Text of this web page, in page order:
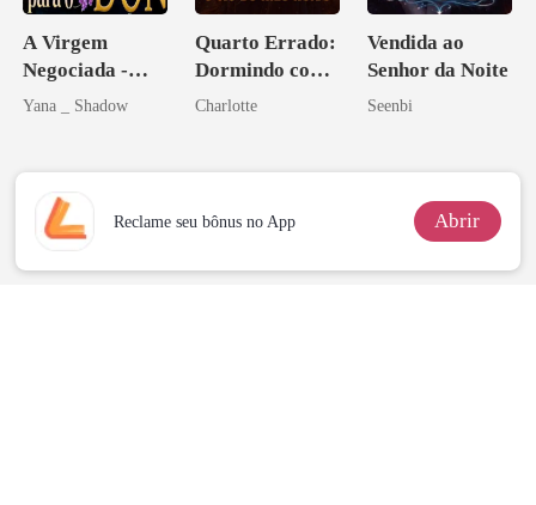
A Virgem
Negociada -
Uma flor para o
Yana _ Shadow
Quarto Errado:
Dormindo com
o Tio do Meu
Charlotte
Vendida ao
Senhor da Noite
Seenbi
Reclame seu bônus no App Abrir